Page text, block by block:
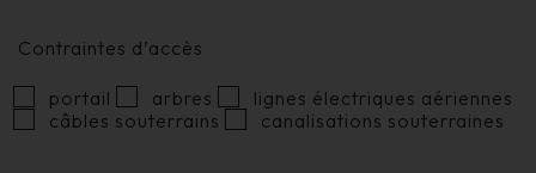
portail arbres
lignes électriques aériennes
câbles souterrains
canalisations souterraines
Contraintes d’accès